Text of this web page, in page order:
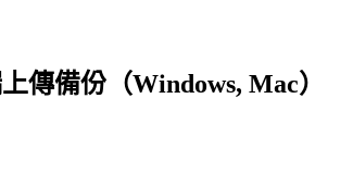
傳備份（Windows, Mac）